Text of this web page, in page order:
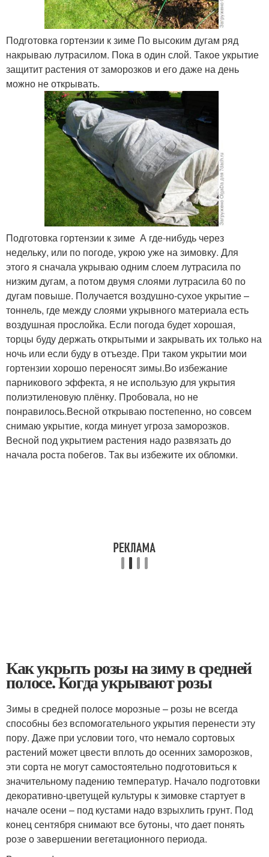
Подготовка гортензии к зиме По высоким дугам ряд
накрываю лутрасилом. Пока в один слой. Такое укрытие
защитит растения от заморозков и его даже на день
можно не открывать.
Подготовка гортензии к зиме А где-нибудь через
недельку, или по погоде, укрою уже на зимовку. Для
этого я сначала укрываю одним слоем лутрасила по
низким дугам, а потом двумя слоями лутрасила 60 по
дугам повыше. Получается воздушно-сухое укрытие –
тоннель, где между слоями укрывного материала есть
воздушная прослойка. Если погода будет хорошая,
торцы буду держать открытыми и закрывать их только на
ночь или если буду в отъезде. При таком укрытии мои
гортензии хорошо переносят зимы.Во избежание
парникового эффекта, я не использую для укрытия
полиэтиленовую плёнку. Пробовала, но не
понравилось.Весной открываю постепенно, но совсем
снимаю укрытие, когда минует угроза заморозков.
Весной под укрытием растения надо развязать до
начала роста побегов. Так вы избежите их обломки.
Как укрыть розы на зиму в средней
полосе. Когда укрывают розы
Зимы в средней полосе морозные – розы не всегда
способны без вспомогательного укрытия перенести эту
пору. Даже при условии того, что немало сортовых
растений может цвести вплоть до осенних заморозков,
эти сорта не могут самостоятельно подготовиться к
значительному падению температур. Начало подготовки
декоративно-цветущей культуры к зимовке стартует в
начале осени – под кустами надо взрыхлить грунт. Под
конец сентября снимают все бутоны, что дает понять
розе о завершении вегетационного периода.